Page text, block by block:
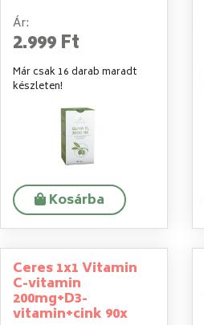
Ár:
2.999 Ft
Már csak 16 darab maradt
készleten!
Kosárba
Ceres 1x1 Vitamin
C-vitamin
200mg+D3-
vitamin+cink 90x